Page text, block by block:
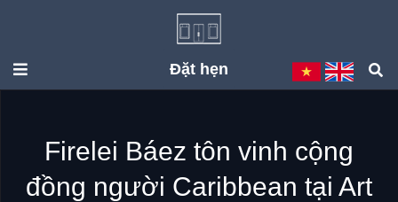
Đặt hẹn
Firelei Báez tôn vinh cộng
đồng người Caribbean tại Art